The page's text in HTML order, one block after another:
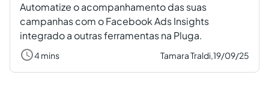
Automatize o acompanhamento das suas
campanhas com o Facebook Ads Insights
integrado a outras ferramentas na Pluga.
4 mins Tamara Traldi,19/09/25